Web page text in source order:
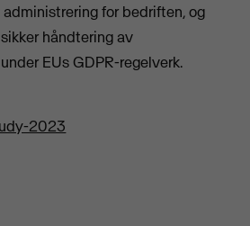
for bedriften, og
håndtering av
EUs GDPR-regelverk.
2023